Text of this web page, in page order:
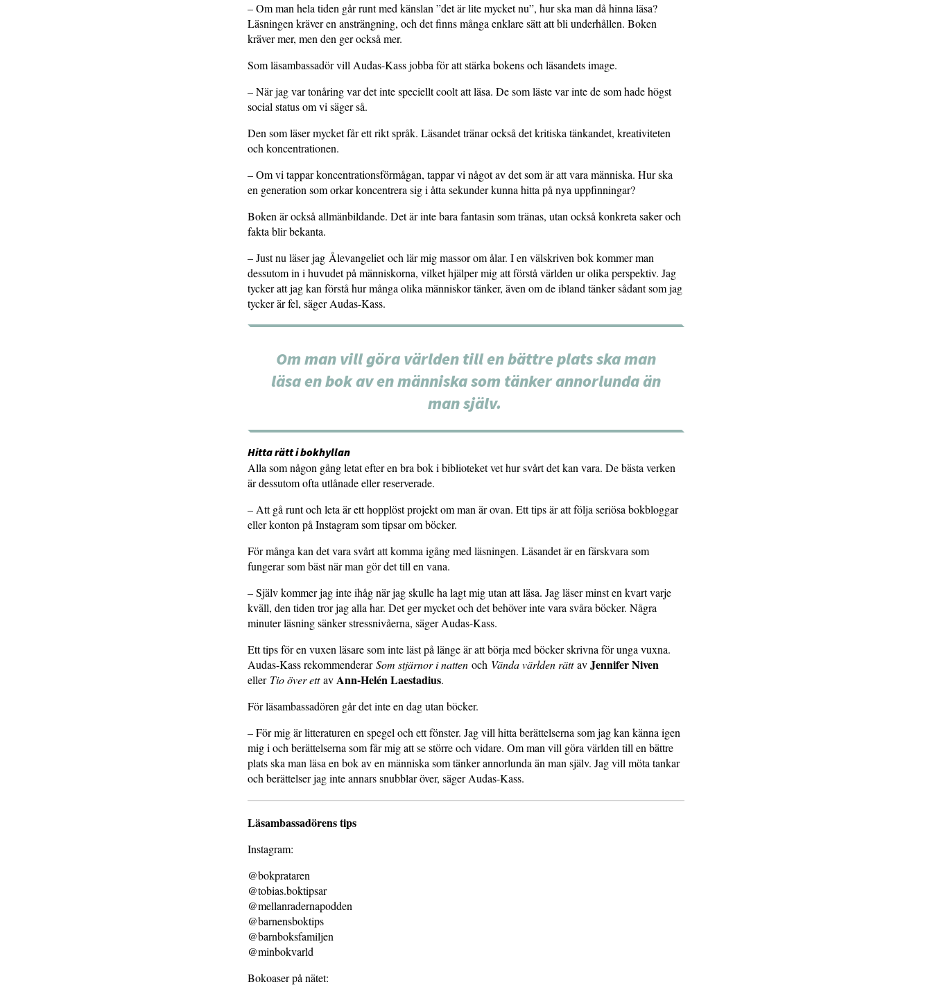
– Om man hela tiden går runt med känslan ”det är lite mycket nu”, hur ska man då hinna läsa?
Läsningen kräver en ansträngning, och det finns många enklare sätt att bli underhållen. Boken
kräver mer, men den ger också mer.
Som läsambassadör vill Audas-Kass jobba för att stärka bokens och läsandets image.
– När jag var tonåring var det inte speciellt coolt att läsa. De som läste var inte de som hade högst
social status om vi säger så.
Den som läser mycket får ett rikt språk. Läsandet tränar också det kritiska tänkandet, kreativiteten
och koncentrationen.
– Om vi tappar koncentrationsförmågan, tappar vi något av det som är att vara människa. Hur ska
en generation som orkar koncentrera sig i åtta sekunder kunna hitta på nya uppfinningar?
Boken är också allmänbildande. Det är inte bara fantasin som tränas, utan också konkreta saker och
fakta blir bekanta.
– Just nu läser jag Ålevangeliet och lär mig massor om ålar. I en välskriven bok kommer man
dessutom in i huvudet på människorna, vilket hjälper mig att förstå världen ur olika perspektiv. Jag
tycker att jag kan förstå hur många olika människor tänker, även om de ibland tänker sådant som jag
tycker är fel, säger Audas-Kass.
Om man vill göra världen till en bättre plats ska man
läsa en bok av en människa som tänker annorlunda än
man själv.
Hitta rätt i bokhyllan
Alla som någon gång letat efter en bra bok i biblioteket vet hur svårt det kan vara. De bästa verken
är dessutom ofta utlånade eller reserverade.
– Att gå runt och leta är ett hopplöst projekt om man är ovan. Ett tips är att följa seriösa bokbloggar
eller konton på Instagram som tipsar om böcker.
För många kan det vara svårt att komma igång med läsningen. Läsandet är en färskvara som
fungerar som bäst när man gör det till en vana.
– Själv kommer jag inte ihåg när jag skulle ha lagt mig utan att läsa. Jag läser minst en kvart varje
kväll, den tiden tror jag alla har. Det ger mycket och det behöver inte vara svåra böcker. Några
minuter läsning sänker stressnivåerna, säger Audas-Kass.
Ett tips för en vuxen läsare som inte läst på länge är att börja med böcker skrivna för unga vuxna.
Audas-Kass rekommenderarSom stjärnor i natten och Vända världen rättavJennifer Niven
eller Tio över ettavAnn-Helén Laestadius.
För läsambassadören går det inte en dag utan böcker.
– För mig är litteraturen en spegel och ett fönster. Jag vill hitta berättelserna som jag kan känna igen
mig i och berättelserna som får mig att se större och vidare. Om man vill göra världen till en bättre
plats ska man läsa en bok av en människa som tänker annorlunda än man själv. Jag vill möta tankar
och berättelser jag inte annars snubblar över, säger Audas-Kass.
Läsambassadörens tips
Instagram:
@bokprataren
@tobias.boktipsar
@mellanradernapodden
@barnensboktips
@barnboksfamiljen
@minbokvarld
Bokoaser på nätet: